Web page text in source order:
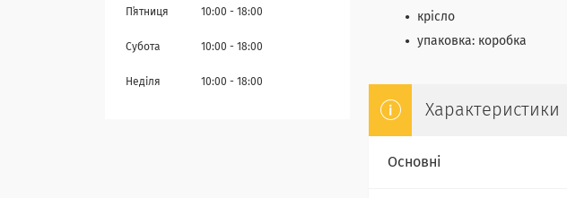
крісло
упаковка: коробка
Характеристики
Основні
Пʼятниця 10:00 18:00
Субота 10:00 18:00
Неділя 10:00 18:00